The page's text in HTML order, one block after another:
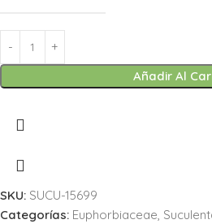
Añadir Al
SKU: SUCU-15699
Categorías: Euphorbiaceae,